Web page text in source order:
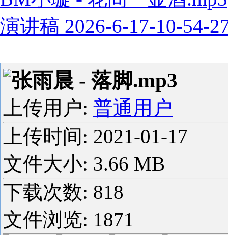
演讲稿 2026-6-17-10-54-
张雨晨 - 落脚.mp3
上传用户: 普通用户
上传时间: 2021-01-17
文件大小: 3.66 MB
下载次数: 818
文件浏览: 1871